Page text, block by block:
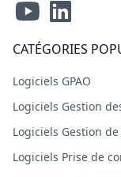
CATÉGORIES
Logiciels GPAO
Logiciels Gestion
Logiciels Gestion
Logiciels Prise de